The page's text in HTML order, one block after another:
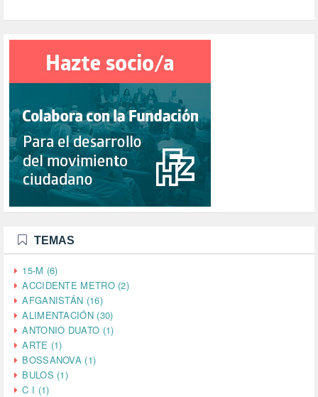
TEMAS
15-M (6)
ACCIDENTE METRO (2)
AFGANISTÁN (16)
ALIMENTACIÓN (30)
ANTONIO DUATO (1)
ARTE (1)
BOSSANOVA (1)
BULOS (1)
C I (1)